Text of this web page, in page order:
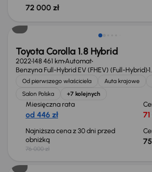
72 000 zł
Toyota Corolla 1.8 Hybrid
2022148 461 kmAutomat
Benzyna Full-Hybrid EV (FHEV) (Full-Hybrid)
Od pierwszego właściciela Auta krajowe
Salon Polska
+7 kolejnych
Miesięczna rata
od 446 zł
Najniższa cena z 30 dni przed
obniżką
76 000 zł
Możliwość odliczenia VAT